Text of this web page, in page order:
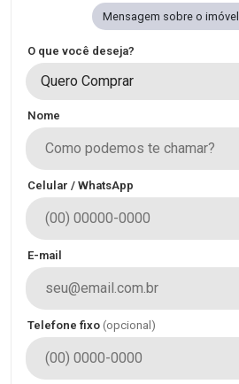
Mensagem sobre o imóvel
O que você deseja?
Quero Comprar
Nome
Celular / WhatsApp
E-mail
Telefone fixo (opcional)